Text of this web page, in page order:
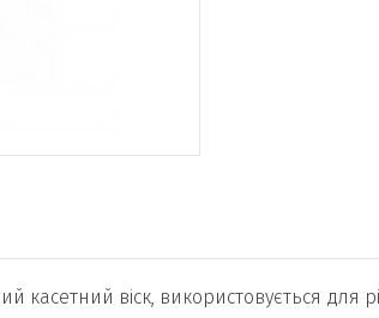
касетний віск, використовується для